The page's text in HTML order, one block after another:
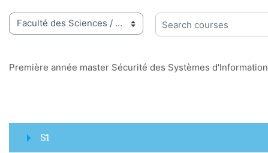
Search courses
Première année master Sécurité des Systèmes d'Information
S1